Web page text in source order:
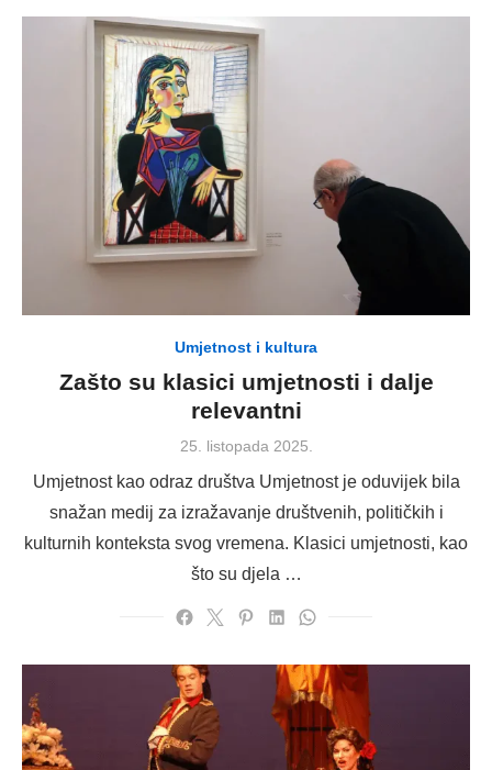
Umjetnost i kultura
Zašto su klasici umjetnosti i dalje
relevantni
Posted
25. listopada 2025.
Umjetnost kao odraz društva Umjetnost je oduvijek bila
snažan medij za izražavanje društvenih, političkih i
kulturnih konteksta svog vremena. Klasici umjetnosti, kao
što su djela …